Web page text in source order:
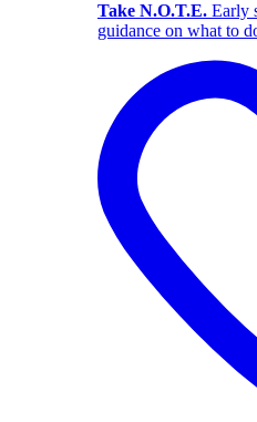
Take N.O.T.E. Early
guidance on what to